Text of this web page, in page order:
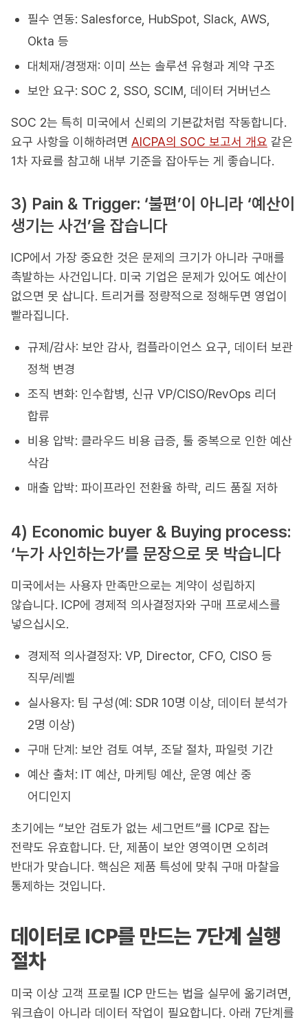
필수 연동: Salesforce, HubSpot, Slack, AWS,
Okta 등
대체재/경쟁재: 이미 쓰는 솔루션 유형과 계약 구조
보안 요구: SOC 2, SSO, SCIM, 데이터 거버넌스
SOC 2는 특히 미국에서 신뢰의 기본값처럼 작동합니다.
요구 사항을 이해하려면 AICPA의 SOC 보고서 개요 같은
1차 자료를 참고해 내부 기준을 잡아두는 게 좋습니다.
3) Pain & Trigger: ‘불편’이 아니라 ‘예산이
생기는 사건’을 잡습니다
ICP에서 가장 중요한 것은 문제의 크기가 아니라 구매를
촉발하는 사건입니다. 미국 기업은 문제가 있어도 예산이
없으면 못 삽니다. 트리거를 정량적으로 정해두면 영업이
빨라집니다.
규제/감사: 보안 감사, 컴플라이언스 요구, 데이터 보관
정책 변경
조직 변화: 인수합병, 신규 VP/CISO/RevOps 리더
합류
비용 압박: 클라우드 비용 급증, 툴 중복으로 인한 예산
삭감
매출 압박: 파이프라인 전환율 하락, 리드 품질 저하
4) Economic buyer & Buying process:
‘누가 사인하는가’를 문장으로 못 박습니다
미국에서는 사용자 만족만으로는 계약이 성립하지
않습니다. ICP에 경제적 의사결정자와 구매 프로세스를
넣으십시오.
경제적 의사결정자: VP, Director, CFO, CISO 등
직무/레벨
실사용자: 팀 구성(예: SDR 10명 이상, 데이터 분석가
2명 이상)
구매 단계: 보안 검토 여부, 조달 절차, 파일럿 기간
예산 출처: IT 예산, 마케팅 예산, 운영 예산 중
어디인지
초기에는 “보안 검토가 없는 세그먼트”를 ICP로 잡는
전략도 유효합니다. 단, 제품이 보안 영역이면 오히려
반대가 맞습니다. 핵심은 제품 특성에 맞춰 구매 마찰을
통제하는 것입니다.
데이터로 ICP를 만드는 7단계 실행
절차
미국 이상 고객 프로필 ICP 만드는 법을 실무에 옮기려면,
워크숍이 아니라 데이터 작업이 필요합니다. 아래 7단계를